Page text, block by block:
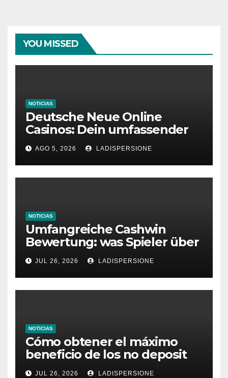
YOU MISSED
NOTICIAS
Deutsche Neue Online
Casinos: Dein umfassender
Ratgeber für moderne
Glücksspielplattformen
AGO 5, 2026 LADISPERSIONE
NOTICIAS
Umfangreiche Cashwin
Bewertung: was Spieler über
dieses Casino denken
JUL 26, 2026 LADISPERSIONE
NOTICIAS
Cómo obtener el máximo
beneficio de los no deposit
bonus codes de roby casino
JUL 26, 2026 LADISPERSIONE